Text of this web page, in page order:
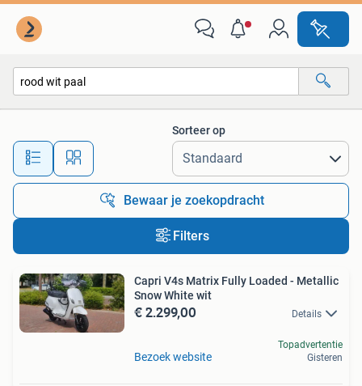
Alle afstanden…
Sorteer op
Bewaar je zoekopdracht
Filters
Capri V4s Matrix Fully Loaded - Metallic
Snow White wit
€ 2.299,00 Details
Bezoek website
Topadvertentie
Gisteren